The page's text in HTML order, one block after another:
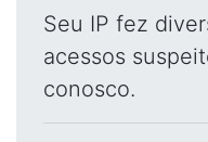
Seu IP fez
acessos
conosco.